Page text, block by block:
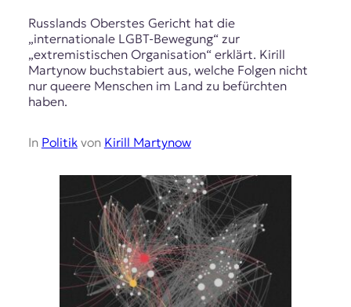
Russlands Oberstes Gericht hat die
„internationale LGBT-Bewegung“ zur
„extremistischen Organisation“ erklärt. Kirill
Martynow buchstabiert aus, welche Folgen nicht
nur queere Menschen im Land zu befürchten
haben.
In Politikvon Kirill Martynow